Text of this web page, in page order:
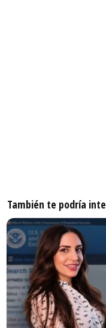
También te podría